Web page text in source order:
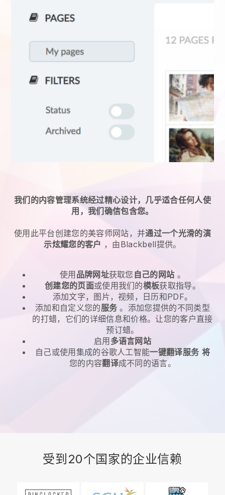
我们的内容管理系统经过精心设计，几乎适合任何人使
用，我们确信包含您。
使用此平台创建您的美容师网站，并通过一个光滑的演
示炫耀您的客户 ，由Blackbell提供。
使用品牌网址获取您 自己的网站 。
创建您的页面或使用我们的模板获取指导。
添加文字，图片，视频，日历和PDF。
添加和自定义您的服务 。添加您提供的不同类型
的打蜡，它们的详细信息和价格。让您的客户直接
预订蜡。
启用多语言网站
自己或使用集成的谷歌人工智能一键翻译服务 将
您的内容翻译成不同的语言。
受到20个国家的企业信赖